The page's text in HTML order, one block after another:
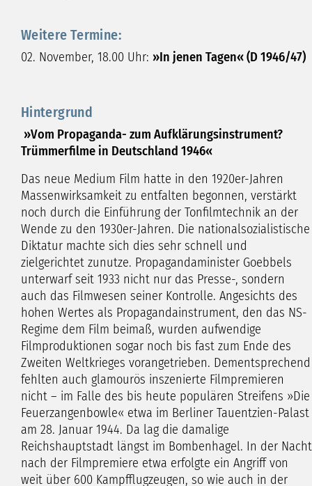
Weitere Termine:
02. November, 18.00 Uhr: »In jenen Tagen« (D 1946/47)
Hintergrund
»Vom Propaganda- zum Aufklärungsinstrument?
Trümmerfilme in Deutschland 1946«
Das neue Medium Film hatte in den 1920er-Jahren
Massenwirksamkeit zu entfalten begonnen, verstärkt
noch durch die Einführung der Tonfilmtechnik an der
Wende zu den 1930er-Jahren. Die nationalsozialistische
Diktatur machte sich dies sehr schnell und
zielgerichtet zunutze. Propagandaminister Goebbels
unterwarf seit 1933 nicht nur das Presse-, sondern
auch das Filmwesen seiner Kontrolle. Angesichts des
hohen Wertes als Propagandainstrument, den das NS-
Regime dem Film beimaß, wurden aufwendige
Filmproduktionen sogar noch bis fast zum Ende des
Zweiten Weltkrieges vorangetrieben. Dementsprechend
fehlten auch glamourös inszenierte Filmpremieren
nicht – im Falle des bis heute populären Streifens »Die
Feuerzangenbowle« etwa im Berliner Tauentzien-Palast
am 28. Januar 1944. Da lag die damalige
Reichshauptstadt längst im Bombenhagel. In der Nacht
nach der Filmpremiere etwa erfolgte ein Angriff von
weit über 600 Kampfflugzeugen, so wie auch in der